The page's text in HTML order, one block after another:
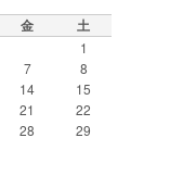
金 土
1
7
8
14
15
21
22
28
29